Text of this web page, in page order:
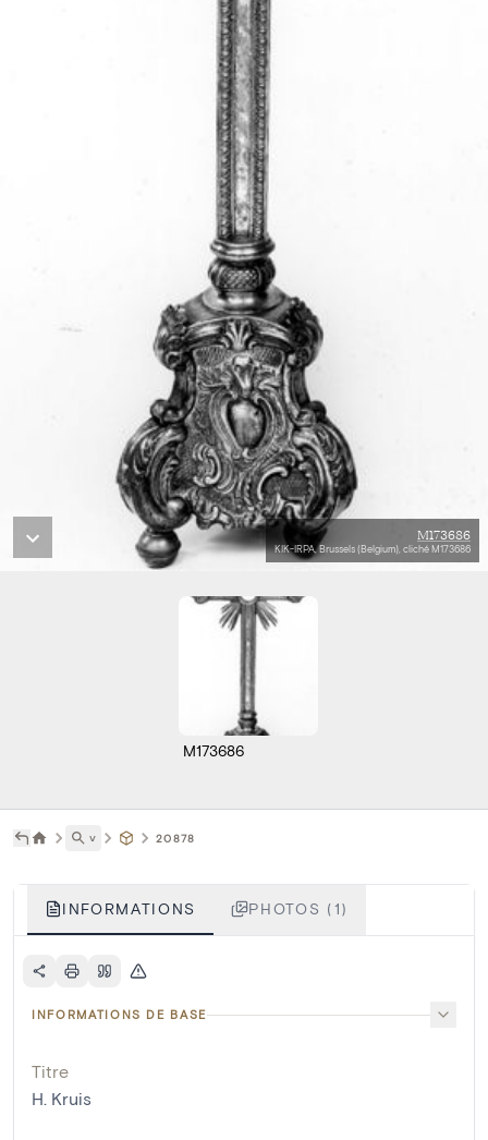
M173686
KIK-IRPA, Brussels (Belgium), cliché M173686
M173686
˅ 20878
INFORMATIONS PHOTOS (1)
INFORMATIONS DE BASE
Titre
H. Kruis